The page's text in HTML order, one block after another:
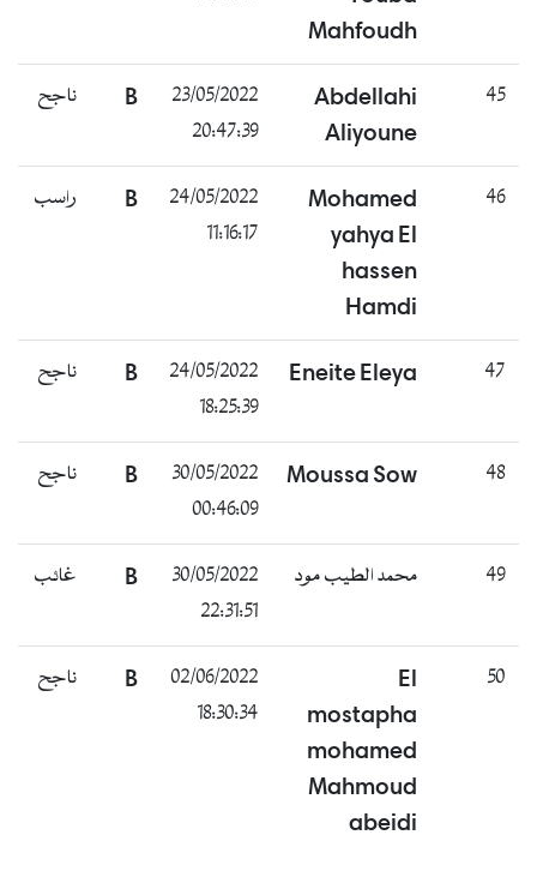
Mahfoudh
45
Abdellahi
Aliyoune
23/05/2022
20:47:39
B ناجح
46
Mohamed
yahya El
hassen
Hamdi
24/05/2022
11:16:17
B راسب
47
Eneite Eleya
24/05/2022
18:25:39
B ناجح
48
Moussa Sow
30/05/2022
00:46:09
B ناجح
49 محمد الطيب مود
30/05/2022
22:31:51
B غائب
50
El
mostapha
mohamed
Mahmoud
abeidi
02/06/2022
18:30:34
B ناجح